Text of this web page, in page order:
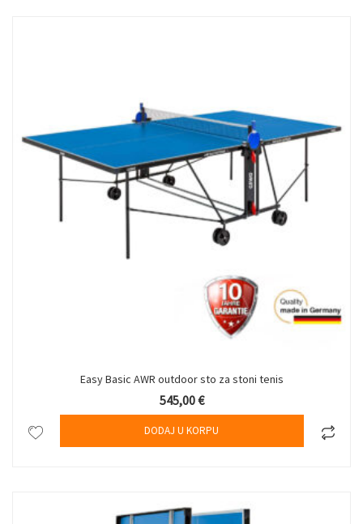
Easy Basic AWR outdoor sto za stoni tenis
545,00€
DODAJ U KORPU